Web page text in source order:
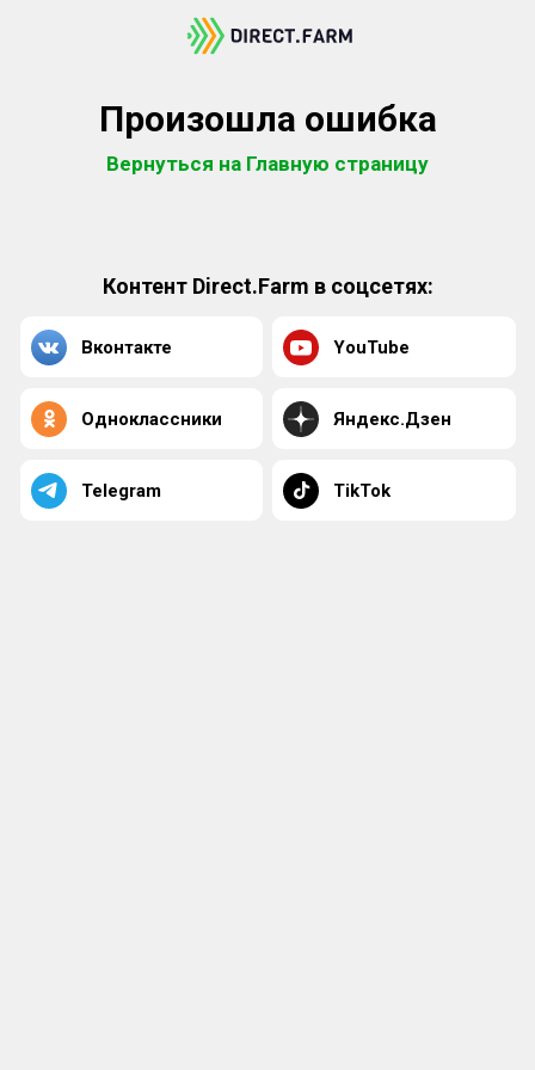
Произошла ошибка
Вернуться на Главную страницу
Контент Direct.Farm в соцсетях:
Вконтакте YouTube
Одноклассники Яндекс.Дзен
Telegram TikTok